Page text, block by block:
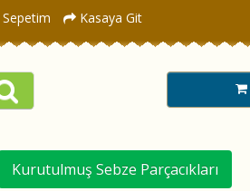
Sepetim Kasaya Git
Kurutulmuş Sebze Parçacıkları